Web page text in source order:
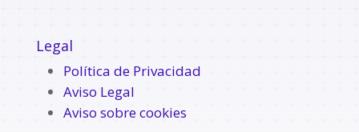
Legal
Política de Privacidad
Aviso Legal
Aviso sobre cookies